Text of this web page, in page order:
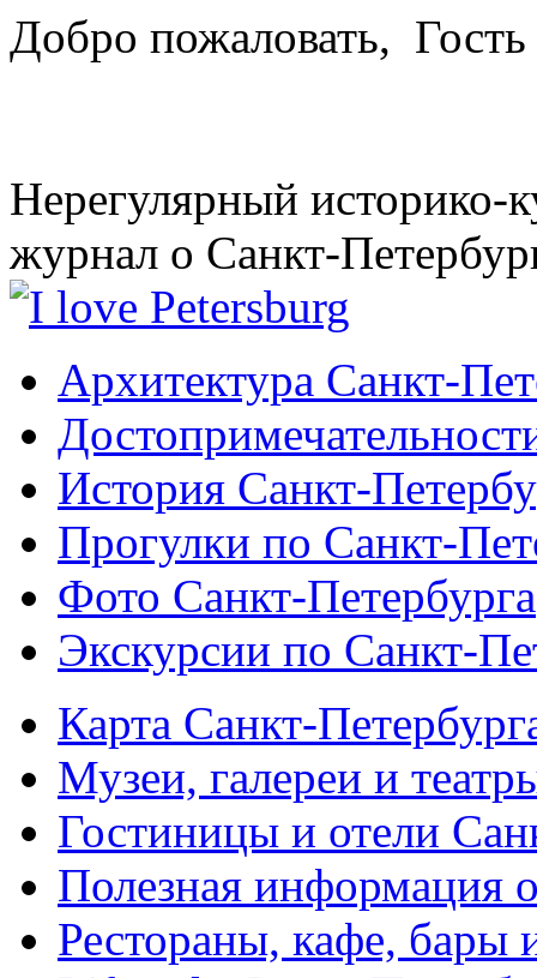
Добро пожаловать, Гость
Нерегулярный историко-
журнал о Санкт-
Архитектура Санкт-
История Санкт-
Прогулки по Санкт-
Фото Санкт-Петербурга
Экскурсии по Санкт-
Карта Санкт-
Музеи, галереи и
Гостиницы и отели
Полезная информация
Рестораны, кафе, бары